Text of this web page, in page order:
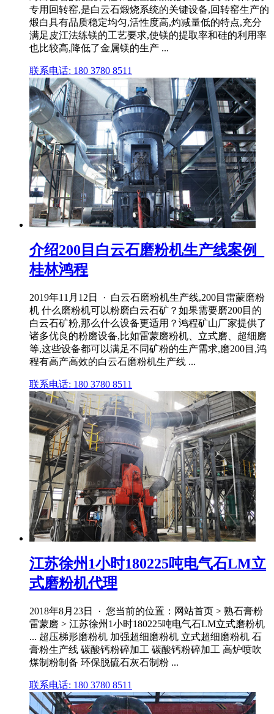
专用回转窑,是白云石煅烧系统的关键设备,回转窑生产的
煅白具有品质稳定均匀,活性度高,灼减量低的特点,充分
满足皮江法练镁的工艺要求,使镁的提取率和硅的利用率
也比较高,降低了金属镁的生产 ...
联系电话: 180 3780 8511
介绍200目白云石磨粉机生产线案例_
桂林鸿程
2019年11月12日 · 白云石磨粉机生产线,200目雷蒙磨粉
机 什么磨粉机可以粉磨白云石矿？如果需要磨200目的
白云石矿粉,那么什么设备更适用？鸿程矿山厂家提供了
诸多优良的粉磨设备,比如雷蒙磨粉机、立式磨、超细磨
等,这些设备都可以满足不同矿粉的生产需求,磨200目,鸿
程有高产高效的白云石磨粉机生产线 ...
联系电话: 180 3780 8511
江苏徐州1小时180225吨电气石LM立
式磨粉机代理
2018年8月23日 · 您当前的位置：网站首页 > 熟石膏粉
雷蒙磨 > 江苏徐州1小时180225吨电气石LM立式磨粉机
... 超压梯形磨粉机 加强超细磨粉机 立式超细磨粉机 石
膏粉生产线 碳酸钙粉碎加工 碳酸钙粉碎加工 高炉喷吹
煤制粉制备 环保脱硫石灰石制粉 ...
联系电话: 180 3780 8511